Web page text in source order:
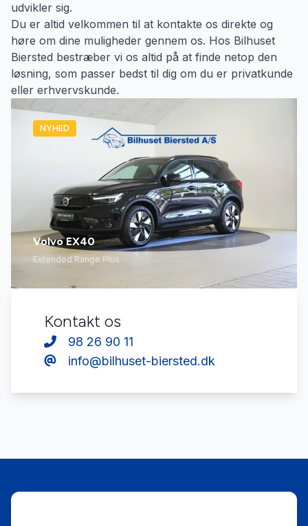
udvikler sig.
Du er altid velkommen til at kontakte os direkte og
høre om dine muligheder gennem os. Hos Bilhuset
Biersted bestræber vi os altid på at finde netop den
løsning, som passer bedst til dig om du er privatkunde
eller erhvervskunde.
NYHED
Volvo EX40
Extended Range Plus
Kontakt os
98 26 90 11
info@bilhuset-biersted.dk